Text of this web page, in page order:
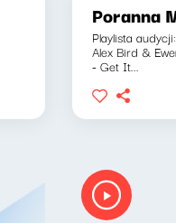
Poranna
Playlista audycji:
Alex Bird &
- Get It...